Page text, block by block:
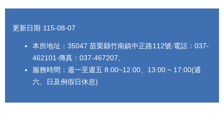
:::
更新日期 115-08-07
本所地址：35047 苗栗縣竹南鎮中正路112號‧電話：037-
462101‧傳真：037-467207。
服務時間：週一至週五 8:00~12:00、13:00 ~ 17:00(週
六、日及例假日休息)